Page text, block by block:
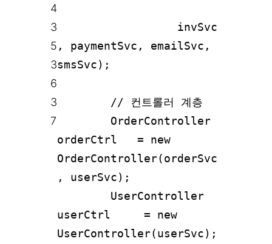
4
3
5
3
6
3
7
invSvc
, paymentSvc, emailSvc,
smsSvc);
// 컨트롤러 계층
OrderController
orderCtrl = new
OrderController(orderSvc
, userSvc);
UserController
userCtrl = new
UserController(userSvc);